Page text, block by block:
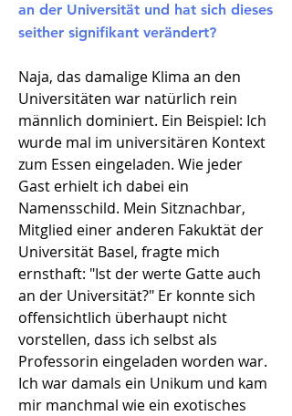
an der Universität und hat sich dieses
seither signifikant verändert?
Naja, das damalige Klima an den
Universitäten war natürlich rein
männlich dominiert. Ein Beispiel: Ich
wurde mal im universitären Kontext
zum Essen eingeladen. Wie jeder
Gast erhielt ich dabei ein
Namensschild. Mein Sitznachbar,
Mitglied einer anderen Fakuktät der
Universität Basel, fragte mich
ernsthaft: "Ist der werte Gatte auch
an der Universität?" Er konnte sich
offensichtlich überhaupt nicht
vorstellen, dass ich selbst als
Professorin eingeladen worden war.
Ich war damals ein Unikum und kam
mir manchmal wie ein exotisches